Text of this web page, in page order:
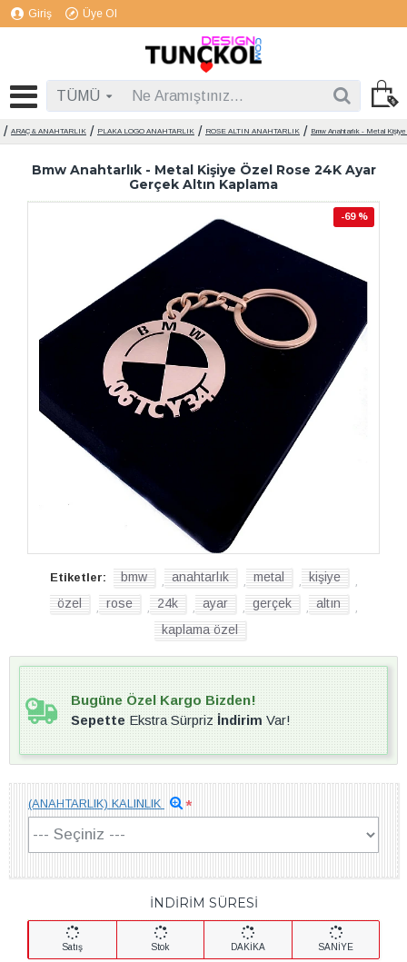
Giriş Üye Ol
TÜMÜ
ARAÇ & ANAHTARLIK PLAKA LOGO ANAHTARLIK ROSE ALTIN ANAHTARLIK Bmw Anahtarlık - Metal
Bmw Anahtarlık - Metal Kişiye Özel Rose 24K Ayar
Gerçek Altın Kaplama
-69 %
Etiketler: bmw anahtarlık metal kişiye
özel rose 24k ayar gerçek altın
kaplama özel
İNDİRİM SÜRESİ
Satış Stok DAKİKA SANİYE
(ANAHTARLIK) KALINLIK
Bugüne Özel Kargo Bizden!
SepetteEkstra SürprizİndirimVar!